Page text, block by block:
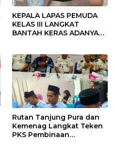
KEPALA LAPAS PEMUDA
KELAS III LANGKAT
BANTAH KERAS ADANYA
TENTANG SINDIKAT
PENIPU PENJUALAN EMAS
Rutan Tanjung Pura dan
Kemenag Langkat Teken
PKS Pembinaan